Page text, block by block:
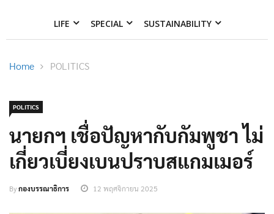
LIFE SPECIAL SUSTAINABILITY
Home POLITICS
POLITICS
นายกฯ เชื่อปัญหากับกัมพูชา ไม่
เกี่ยวเบี่ยงเบนปราบสแกมเมอร์
Byกองบรรณาธิการ 12 พฤศจิกายน 2025